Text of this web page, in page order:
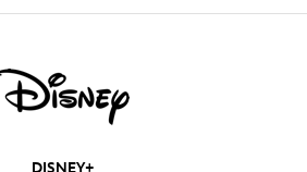
Capitão América: Admirável Mundo Novo |
Agatha Desde Sempre | Teaser Trailer
Dublado | Disney+